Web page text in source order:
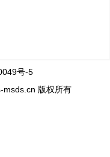
号-5
msds.cn 版权所有